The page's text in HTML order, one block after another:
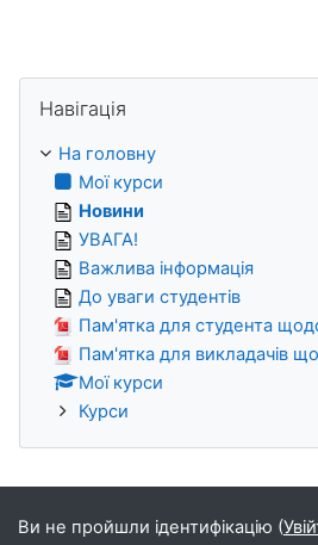
Навігація
На головну
Мої курси
Новини
УВАГА!
Важлива інформація
До уваги студентів
Пам'ятка для студента
Пам'ятка для викладачів
Мої курси
Курси
Ви не пройшли ідентифікацію (